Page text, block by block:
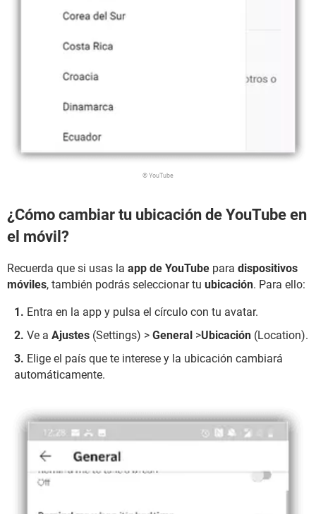
© YouTube
¿Cómo cambiar tu ubicación de YouTube en
el móvil?
Recuerda que si usas la app de YouTube para dispositivos
móviles, también podrás seleccionar tu ubicación. Para ello:
Entra en la app y pulsa el círculo con tu avatar.
Ve a Ajustes (Settings) > General >Ubicación (Location).
Elige el país que te interese y la ubicación cambiará
automáticamente.